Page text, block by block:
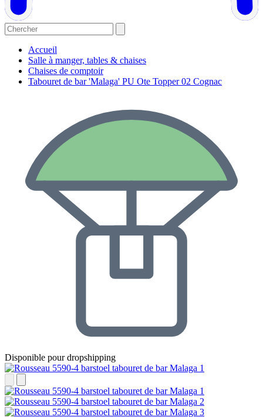
Accueil
Salle à manger, tables & chaises
Chaises de comptoir
Tabouret de bar 'Malaga' PU Ote Topper 02 Cognac
Disponible pour dropshipping